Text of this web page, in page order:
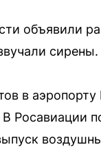
объявили
сирены.
в
Росавиации